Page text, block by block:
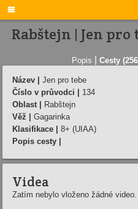

Rabštejn | Jen pro
Popis Cesty
Název |
Jen pro tebe
Číslo v průvodci |
134
Oblast |
Rabštejn
Věž |
Gagarinka
Klasifikace |
8+ (UIAA)
Popis cesty |
Videa
Zatím nebylo vloženo žádné video.